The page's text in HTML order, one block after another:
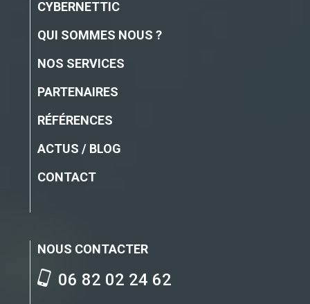
CYBERNETTIC
QUI SOMMES NOUS ?
NOS SERVICES
PARTENAIRES
RÉFÉRENCES
ACTUS / BLOG
CONTACT
NOUS CONTACTER
06 82 02 24 62